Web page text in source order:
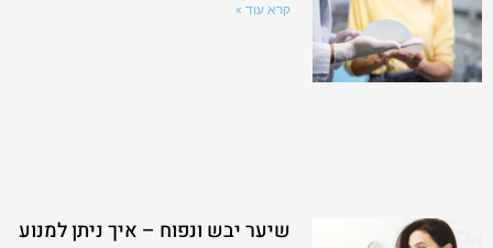
קרא עוד »
שיער יבש ונפוח – איך ניתן למנוע